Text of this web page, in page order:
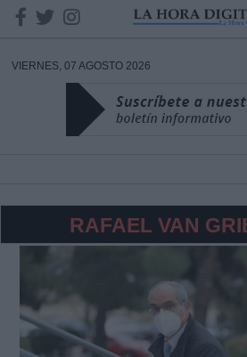
VIERNES, 07 AGOSTO 2026
RAFAEL VAN
DATOS
Responsable:
Legitimación: